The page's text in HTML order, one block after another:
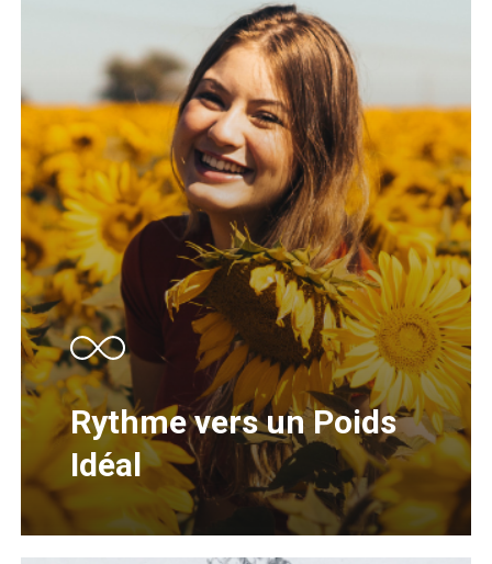
Rythme vers un Poids
Idéal